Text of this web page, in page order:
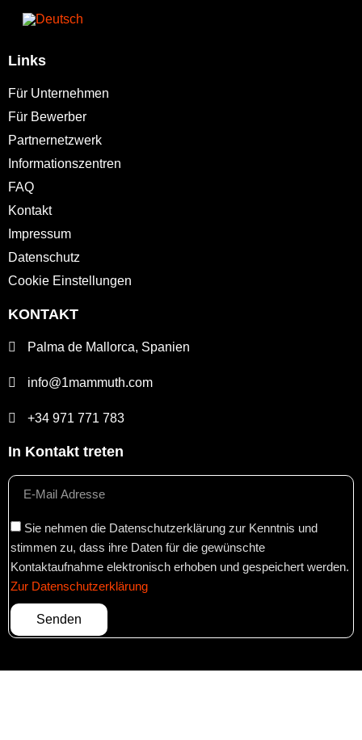
Links
Für Unternehmen
Für Bewerber
Partnernetzwerk
Informationszentren
FAQ
Kontakt
Impressum
Datenschutz
Cookie Einstellungen
KONTAKT
Palma de Mallorca, Spanien
info@1mammuth.com
+34 971 771 783
In Kontakt treten
Sie nehmen die Datenschutzerklärung zur Kenntnis und
stimmen zu, dass ihre Daten für die gewünschte
Kontaktaufnahme elektronisch erhoben und gespeichert werden.
Zur Datenschutzerklärung
Senden